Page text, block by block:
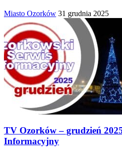
Miasto Ozorków 31 grudnia 2025
TV Ozorków – grudzień
Informacyjny